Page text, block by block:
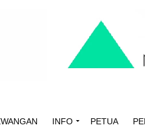
INFO PETUA